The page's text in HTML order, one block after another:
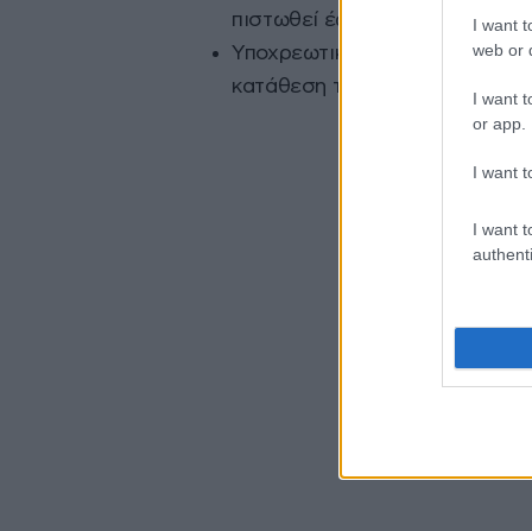
I want
web or
I want
or app.
I want
I want
πιστωθεί έως 31/10/2022.
Υποχρεωτική η υποβολή της
κατάθεση της αίτησης.